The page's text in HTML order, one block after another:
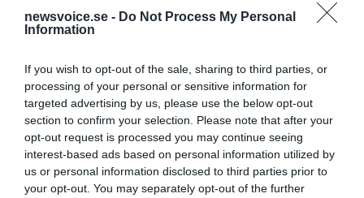
newsvoice.se - Do Not Process My Personal
Information
If you wish to opt-out of the sale, sharing to third parties, or
processing of your personal or sensitive information for
targeted advertising by us, please use the below opt-out
section to confirm your selection. Please note that after your
opt-out request is processed you may continue seeing
interest-based ads based on personal information utilized by
us or personal information disclosed to third parties prior to
your opt-out. You may separately opt-out of the further
Kristoffer Hell
journo@rushpost.com